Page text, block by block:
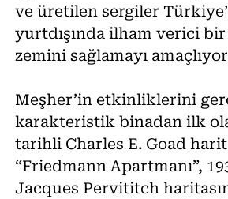
ve üretilen sergiler
yurtdışında ilham verici
zemini sağlamayı
Meşher’in etkinliklerini
karakteristik binadan ilk
tarihli Charles E. Goad
“Friedmann Apartmanı”,
Jacques Pervititch